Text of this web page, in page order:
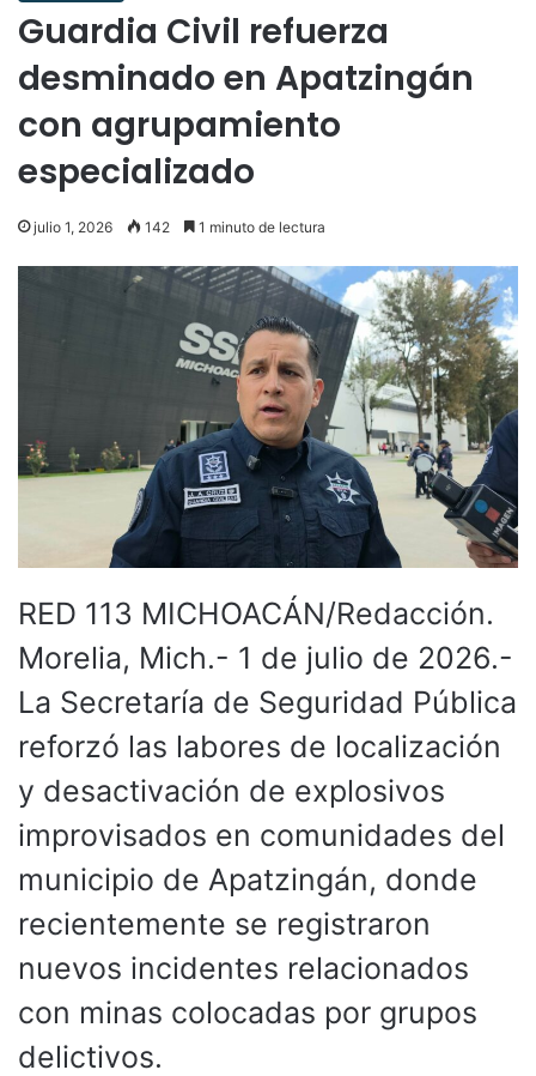
Guardia Civil refuerza
desminado en Apatzingán
con agrupamiento
especializado
julio 1, 2026 142 1 minuto de lectura
RED 113 MICHOACÁN/Redacción.
Morelia, Mich.- 1 de julio de 2026.-
La Secretaría de Seguridad Pública
reforzó las labores de localización
y desactivación de explosivos
improvisados en comunidades del
municipio de Apatzingán, donde
recientemente se registraron
nuevos incidentes relacionados
con minas colocadas por grupos
delictivos.